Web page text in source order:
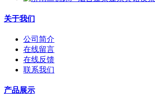
关于我们
公司简介
在线留言
在线反馈
联系我们
产品展示